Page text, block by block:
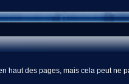
haut des pages, mais cela peut ne